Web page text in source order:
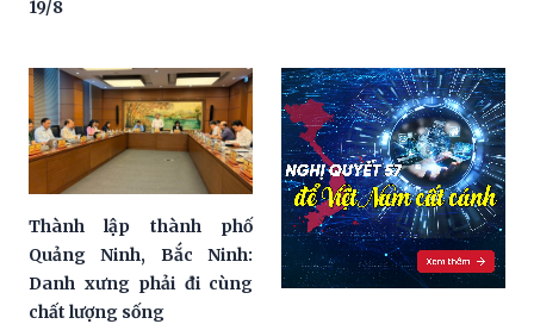
19/8
Thành lập thành phố
Quảng Ninh, Bắc Ninh:
Danh xưng phải đi cùng
chất lượng sống